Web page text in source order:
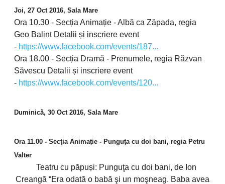
Joi, 27 Oct 2016, Sala Mare
Ora 10.30 - Secția Animație - Albă ca Zăpada, regia
Geo Balint Detalii și inscriere event
- https://www.facebook.com/events/187...
Ora 18.00 - Secția Dramă - Prenumele, regia Răzvan
Săvescu Detalii și inscriere event
- https://www.facebook.com/events/120...
Duminică, 30 Oct 2016, Sala Mare
Ora 11.00 - Secția Animație - Punguța cu doi bani, regia Petru
Valter
Teatru cu păpuși: Punguţa cu doi bani, de Ion
Creangă “Era odată o babă şi un moşneag. Baba avea